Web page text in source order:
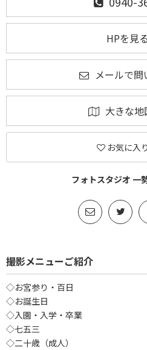
HPを見る
メールで問
大きな地
お気に入
フォトスタジオ 一
撮影メニューご紹介
◇お宮参り・百日
◇お誕生日
◇入園・入学・卒業
◇七五三
◇二十歳（成人）